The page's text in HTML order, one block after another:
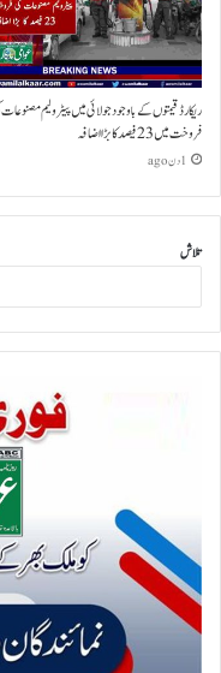
ریکارڈ قیمتوں کے باوجود جولائی میں پیٹرولیم
فروخت میں 23 فیصد کا بڑا اضافہ
1 دن ago
تلاش